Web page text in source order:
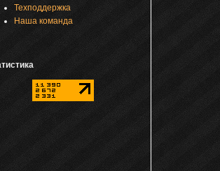
Техподдержка
Наша команда